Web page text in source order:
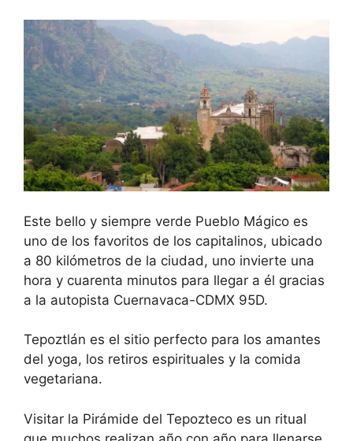
Este bello y siempre verde Pueblo Mágico es
uno de los favoritos de los capitalinos, ubicado
a 80 kilómetros de la ciudad, uno invierte una
hora y cuarenta minutos para llegar a él gracias
a la autopista Cuernavaca-CDMX 95D.
Tepoztlán es el sitio perfecto para los amantes
del yoga, los retiros espirituales y la comida
vegetariana.
Visitar la Pirámide del Tepozteco es un ritual